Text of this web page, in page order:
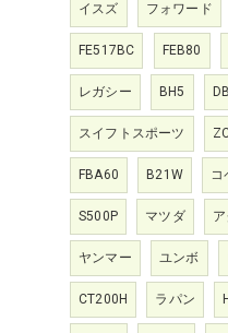
イスズ フォワード
FE517BC FEB80
レガシー BH5
スイフトスポーツ
FBA60 B21W コ
S500P マツダ
ヤンマー ユンボ
CT200H ラパン